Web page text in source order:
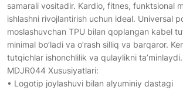
samarali vositadir. Kardio, fitnes, funktsional
ishlashni rivojlantirish uchun ideal. Universal
moslashuvchan TPU bilan qoplangan kabel
minimal bo’ladi va o’rash silliq va barqaror.
tutqichlar ishonchlilik va qulaylikni ta’minlaydi.
MDJR044 Xususiyatlari:
• Logotip joylashuvi bilan alyuminiy dastagi